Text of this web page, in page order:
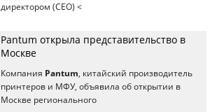
директором (CEO) <
Pantum открыла представительство в
Москве
Компания Pantum , китайский производитель
принтеров и МФУ, объявила об открытии в
Москве регионального